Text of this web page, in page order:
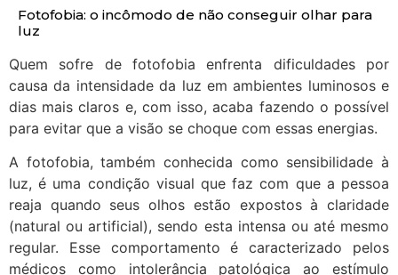
Fotofobia: o incômodo de não conseguir olhar para
luz
Quem sofre de fotofobia enfrenta dificuldades por
causa da intensidade da luz em ambientes luminosos e
dias mais claros e, com isso, acaba fazendo o possível
para evitar que a visão se choque com essas energias.
A fotofobia, também conhecida como sensibilidade à
luz, é uma condição visual que faz com que a pessoa
reaja quando seus olhos estão expostos à claridade
(natural ou artificial), sendo esta intensa ou até mesmo
regular. Esse comportamento é caracterizado pelos
médicos como intolerância patológica ao estímulo